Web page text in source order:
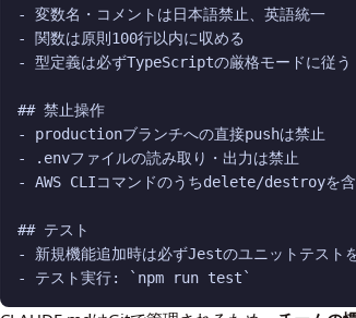
- 変数名・コメントは日本語禁止、英語統一
- 関数は原則100行以内に収める
- 型定義は必ずTypeScriptの厳格モードに従う
## 禁止操作
- productionブランチへの直接pushは禁止
- .envファイルの読み取り・出力は禁止
- AWS CLIコマンドのうちdelete/destroyを含
## テスト
- 新規機能追加時は必ずJestのユニットテスト